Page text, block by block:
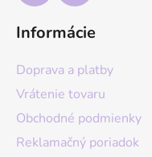
Informácie
Doprava a platby
Vrátenie tovaru
Obchodné podmienky
Reklamačný poriadok